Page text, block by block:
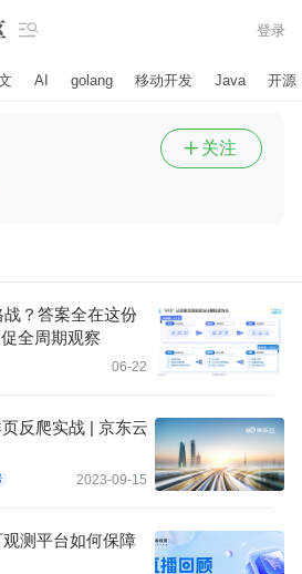
 登录
AI golang 移动开发 Java 开源
 关注
？答案全在这份
全周期观察
06-22
反爬实战 | 京东云
2023-09-15
测平台如何保障